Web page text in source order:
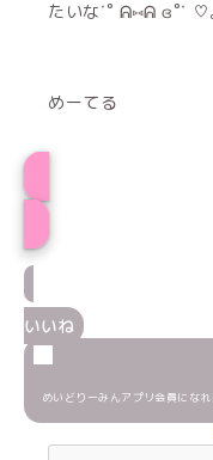
たいな˙˚ ᕱ⑅ᕱ ɞ˚˙ ♡
めーてる
いいね
めいどりーみんアプリ会員にな